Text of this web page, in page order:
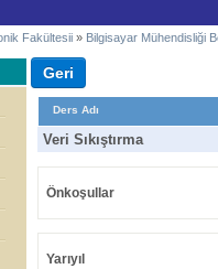
Fakültesii » Bilgisayar Mühendisliği
Ders Adı
Veri Sıkıştırma
Önkoşullar
Yarıyıl